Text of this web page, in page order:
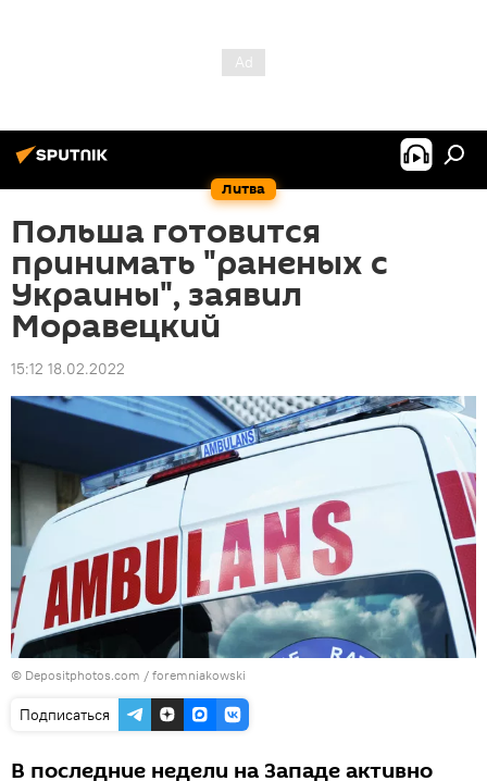
Литва
Польша готовится
принимать "раненых с
Украины", заявил
Моравецкий
15:12 18.02.2022
© Depositphotos.com / foremniakowski
Подписаться
В последние недели на Западе активно